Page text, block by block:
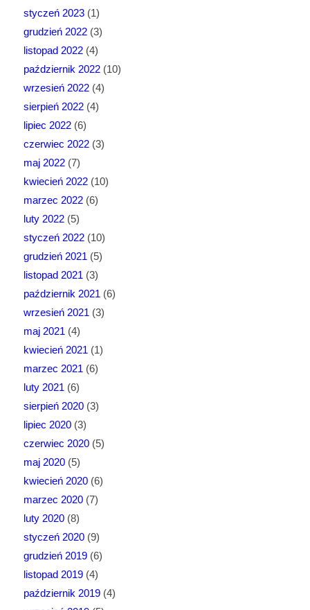
styczeń 2023(1)
grudzień 2022(3)
listopad 2022(4)
październik 2022(10)
wrzesień 2022(4)
sierpień 2022(4)
lipiec 2022(6)
czerwiec 2022(3)
maj 2022(7)
kwiecień 2022(10)
marzec 2022(6)
luty 2022(5)
styczeń 2022(10)
grudzień 2021 (5)
listopad 2021 (3)
październik 2021 (6)
wrzesień 2021 (3)
maj 2021 (4)
kwiecień 2021 (1)
marzec 2021 (6)
luty 2021 (6)
sierpień 2020(3)
lipiec 2020(3)
czerwiec 2020(5)
maj 2020(5)
kwiecień 2020(6)
marzec 2020(7)
luty 2020(8)
styczeń 2020(9)
grudzień 2019(6)
listopad 2019(4)
październik 2019(4)